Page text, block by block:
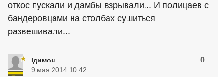
откос пускали и дамбы взрывали... И полицаев с
бандеровцами на столбах сушиться
развешивали...
lдимон 0
9 мая 2014 10:42